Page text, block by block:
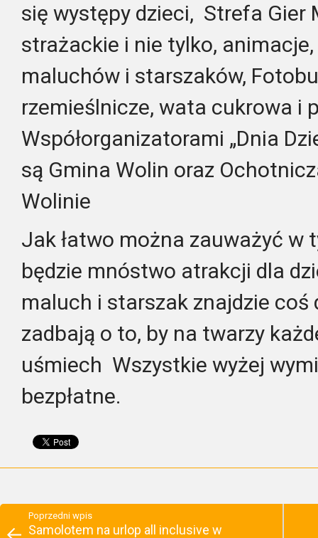
się występy dzieci, Strefa Gier
strażackie i nie tylko,
maluchów i starszaków,
rzemieślnicze, wata cukrowa i
Współorganizatorami „Dnia
są Gmina Wolin oraz
Wolinie
Jak łatwo można zauważyć w
będzie mnóstwo atrakcji dla
maluch i starszak znajdzie coś
zadbają o to, by na twarzy
uśmiech Wszystkie wyżej
bezpłatne.
Poprzedni wpis
Samolotem na urlop all inclusive w